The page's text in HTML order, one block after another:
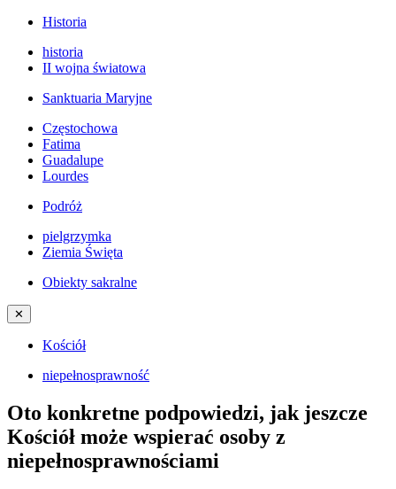
Historia
historia
II wojna światowa
Sanktuaria Maryjne
Częstochowa
Fatima
Guadalupe
Lourdes
Podróż
pielgrzymka
Ziemia Święta
Obiekty sakralne
✕
Kościół
niepełnosprawność
Oto konkretne podpowiedzi, jak jeszcze
Kościół może wspierać osoby z
niepełnosprawnościami